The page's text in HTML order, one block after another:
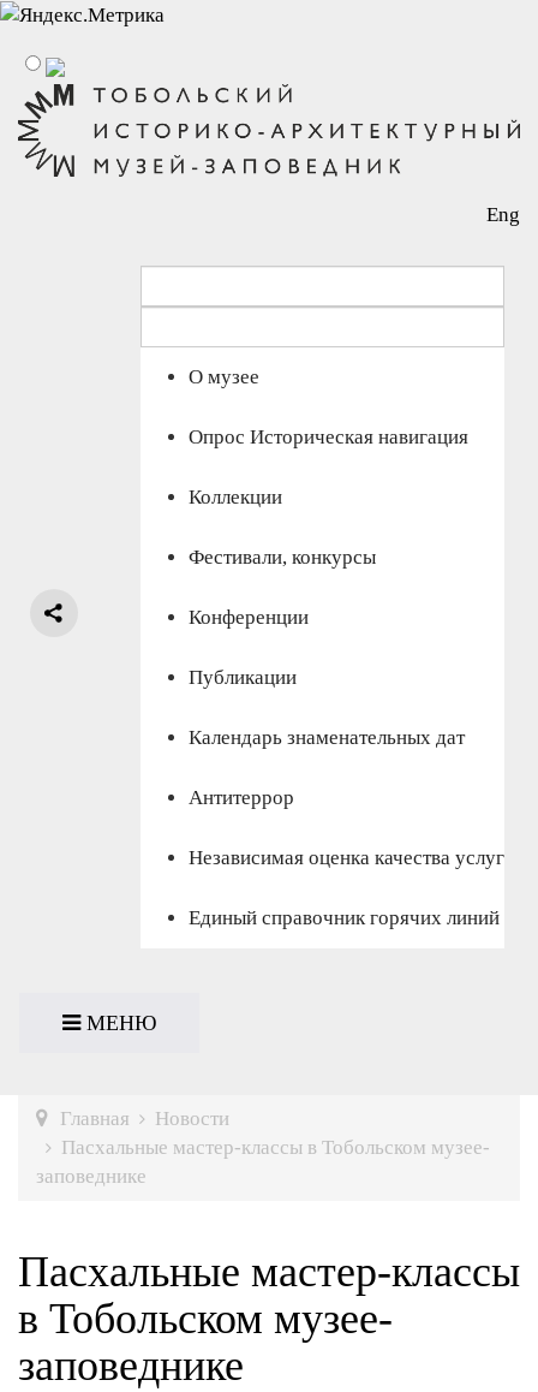
Eng
О музее
Опрос Историческая навигация
Коллекции
Фестивали, конкурсы
Конференции
Публикации
Календарь знаменательных дат
Антитеррор
Независимая оценка качества услуг
Единый справочник горячих линий
МЕНЮ
Главная
Новости
Пасхальные мастер-классы в Тобольском музее-
заповеднике
Пасхальные мастер-классы
в Тобольском музее-
заповеднике